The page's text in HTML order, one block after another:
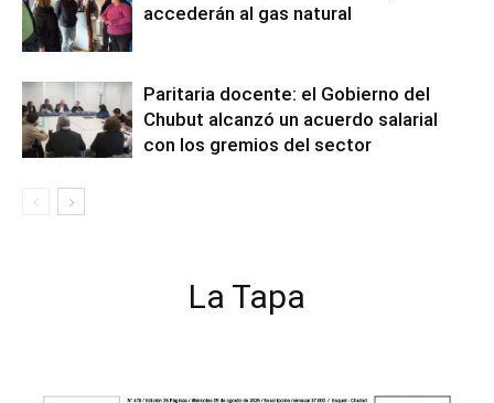
accederán al gas natural
Paritaria docente: el Gobierno del
Chubut alcanzó un acuerdo salarial
con los gremios del sector
La Tapa